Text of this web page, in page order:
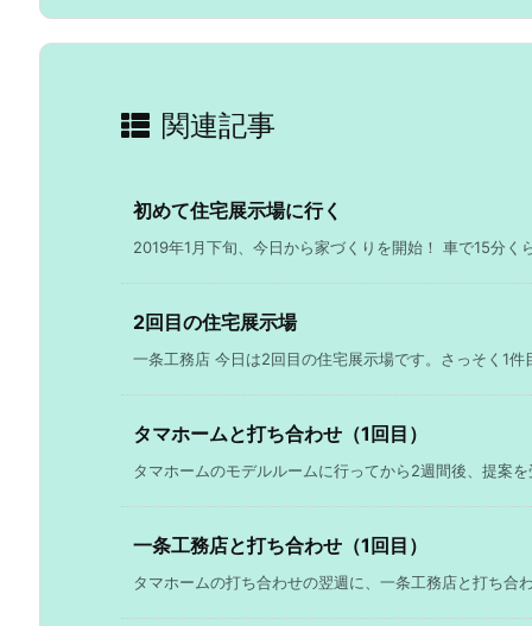
関連記事
初めて住宅展示場に行く
2019年1月下旬、今日から家づくりを開始！ 車で15分く
2回目の住宅展示場
一条工務店 今日は2回目の住宅展示場です。さっそく1
タマホームと打ち合わせ（1回目）
タマホームのモデルルームに行ってから2週間後、提案
一条工務店と打ち合わせ（1回目）
タマホームの打ち合わせの翌週に、一条工務店と打ち合